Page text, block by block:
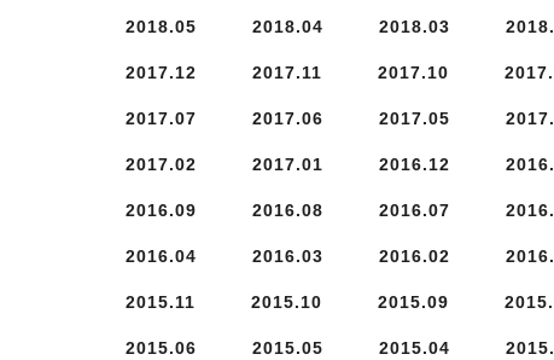
2018. 5 2018. 4 2018. 3 2018.
2017.12 2017.11 2017.10 2017.
2017. 7 2017. 6 2017. 5 2017.
2017. 2 2017. 1 2016.12 2016.
2016. 9 2016. 8 2016. 7 2016.
2016. 4 2016. 3 2016. 2 2016.
2015.11 2015.10 2015. 9 2015.
2015. 6 2015. 5 2015. 4 2015.